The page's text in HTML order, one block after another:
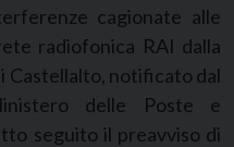
cagionate alle
radiofonica RAI dalla
notificato dal
delle Poste e
seguito il preavviso di